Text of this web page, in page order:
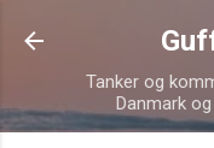
Gå
Tanker og
Danmark